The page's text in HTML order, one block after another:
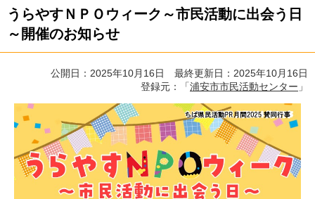
うらやすＮＰＯウィーク～市民活動に出会う日
～開催のお知らせ
公開日：2025年10月16日 最終更新日：2025年10月16日
登録元：「浦安市市民活動センター 」